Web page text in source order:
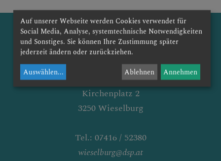
KANZLEISTUNDEN
PFARRE
PETZENKIRCHEN
Pfarre Wieselburg
Kirchenplatz 2
3250 Wieselburg
Tel.: 07416 / 52380
wieselburg@dsp.at
Auf unserer Webseite werden Cookies verwendet für
Social Media, Analyse, systemtechnische Notwendigkeiten
und Sonstiges. Sie können Ihre Zustimmung später
jederzeit ändern oder zurückziehen.
Auswählen... Ablehnen Annehmen